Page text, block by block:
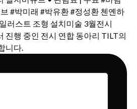
진행 중인 전시 연합 동아리 TILT의
니다.